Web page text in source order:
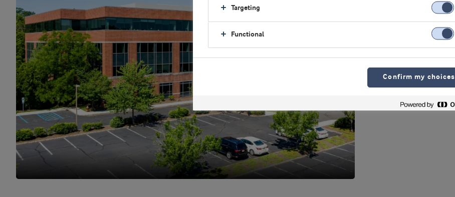
Targeting
Functional
Confirm my choices